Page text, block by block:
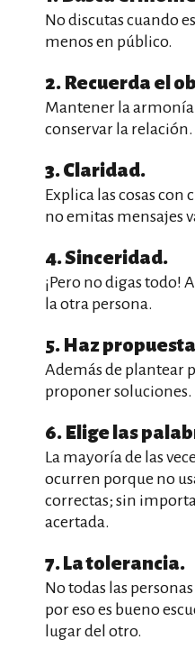
No discutas cuando
menos en público.
2. Recuerda el
Mantener la
conservar la relación.
3. Claridad.
Explica las cosas con
no emitas mensajes
4. Sinceridad.
¡Pero no digas todo!
la otra persona.
5. Haz
Además de plantear
proponer soluciones.
6. Elige las
La mayoría de las
ocurren porque no
correctas; sin
acertada.
7. La tolerancia.
No todas las
por eso es bueno
lugar del otro.